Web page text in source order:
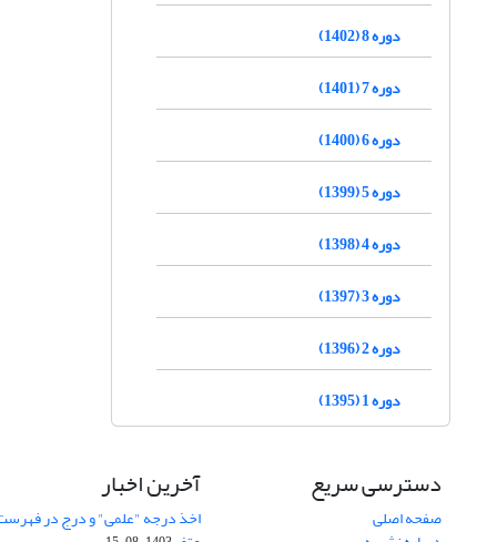
دوره 8 (1402)
دوره 7 (1401)
دوره 6 (1400)
دوره 5 (1399)
دوره 4 (1398)
دوره 3 (1397)
دوره 2 (1396)
دوره 1 (1395)
دسترسی سریع
صفحه اصلی
آخرین اخبار
اخذ درجه "علمی" و درج در